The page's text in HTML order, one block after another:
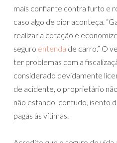
mais confiante contra furto e
caso algo de pior aconteça.
realizar a cotação e
seguro entenda de carro.” O
ter problemas com a
considerado devidamente
de acidente, o proprietário
não estando, contudo, isento
pagas às vítimas.